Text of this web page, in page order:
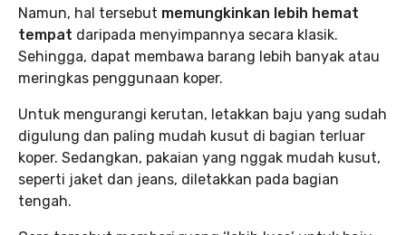
Namun, hal tersebut memungkinkan lebih hemat
tempat daripada menyimpannya secara klasik.
Sehingga, dapat membawa barang lebih banyak atau
meringkas penggunaan koper.
Untuk mengurangi kerutan, letakkan baju yang sudah
digulung dan paling mudah kusut di bagian terluar
koper. Sedangkan, pakaian yang nggak mudah kusut,
seperti jaket dan jeans, diletakkan pada bagian
tengah.